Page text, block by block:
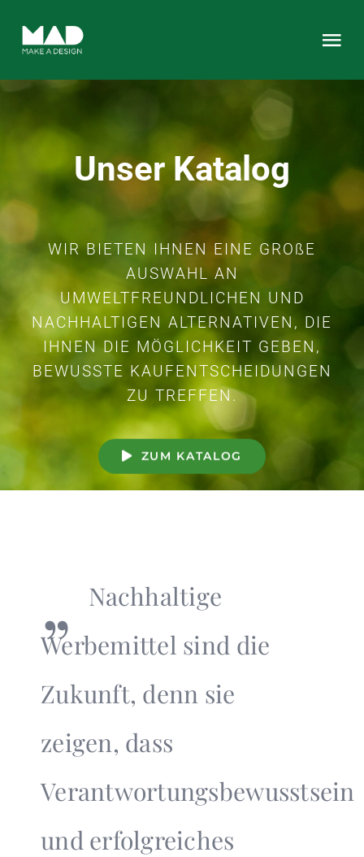
Inhalt
springen
Full Service
Portfolio
Katalog
Kontakt
Unser Katalog
WIR BIETEN IHNEN EINE GROßE
AUSWAHL AN
UMWELTFREUNDLICHEN UND
NACHHALTIGEN ALTERNATIVEN, DIE
IHNEN DIE MÖGLICHKEIT GEBEN,
BEWUSSTE KAUFENTSCHEIDUNGEN
ZU TREFFEN.
ZUM KATALOG
„
Nachhaltige
Werbemittel sind die
Zukunft, denn sie
zeigen, dass
Verantwortungsbewusstsein
und erfolgreiches